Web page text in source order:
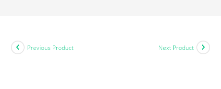
Previous Product Next Product